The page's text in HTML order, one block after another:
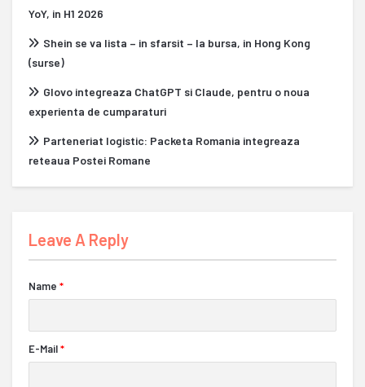
YoY, in H1 2026
Shein se va lista – in sfarsit – la bursa, in Hong Kong
(surse)
Glovo integreaza ChatGPT si Claude, pentru o noua
experienta de cumparaturi
Parteneriat logistic: Packeta Romania integreaza
reteaua Postei Romane
Leave A Reply
Name *
E-Mail*